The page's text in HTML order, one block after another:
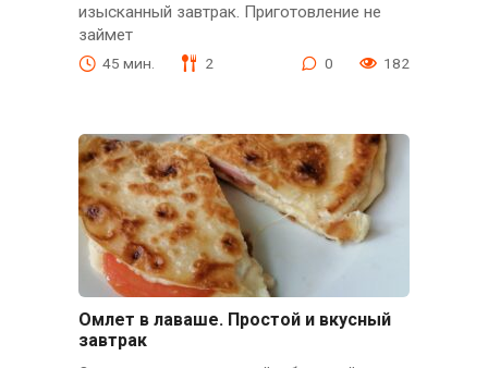
изысканный завтрак. Приготовление не
займет
45 мин. 2 0 182
Омлет в лаваше. Простой и вкусный
завтрак